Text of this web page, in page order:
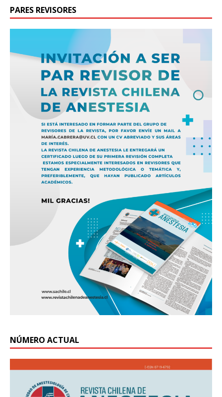
PARES REVISORES
NÚMERO ACTUAL